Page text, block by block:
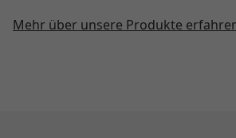
Mehr über unsere Produkte